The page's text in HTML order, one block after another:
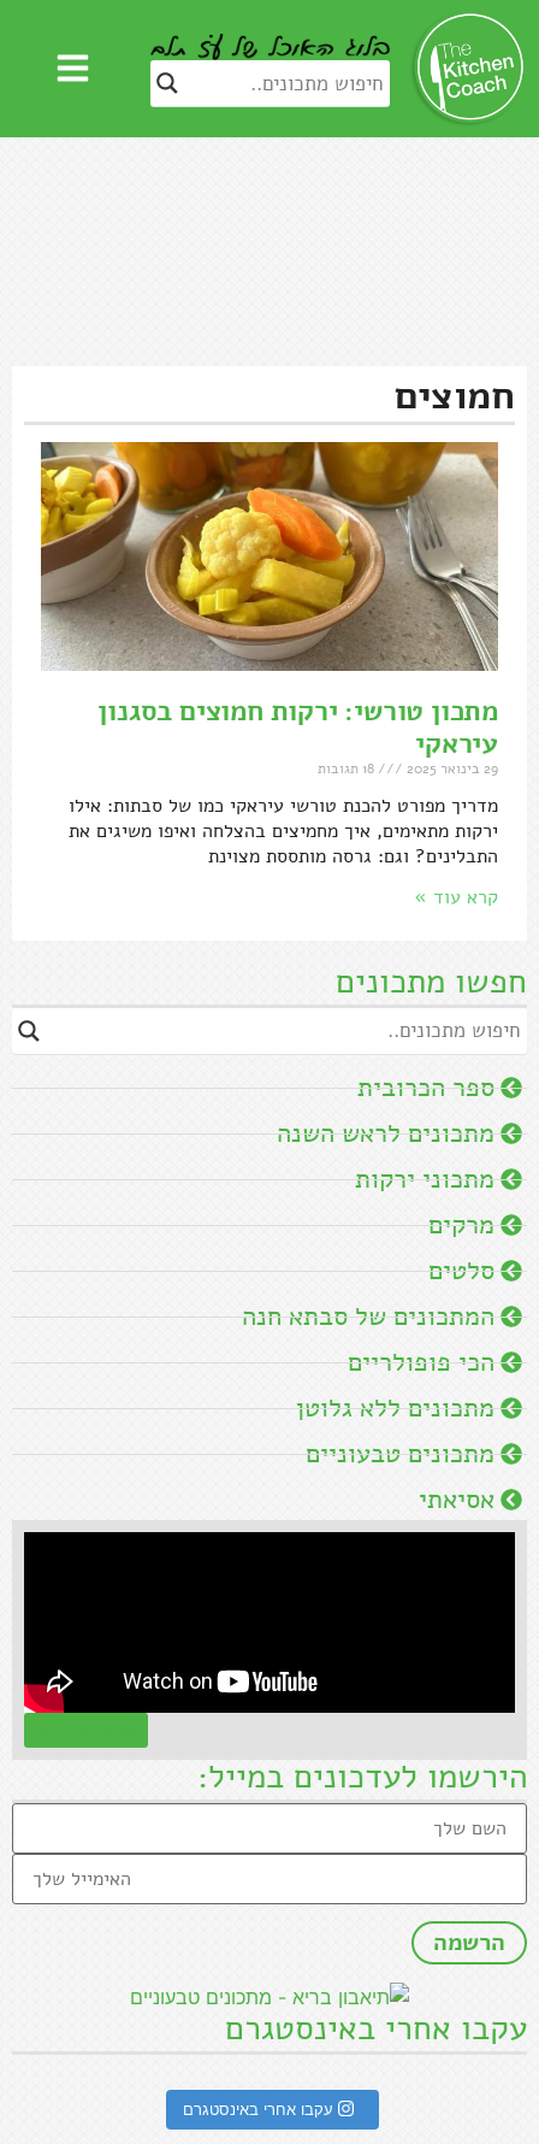
חפשו מתכונים
ספר הכרובית
מתכונים לראש השנה
מתכוני ירקות
מרקים
סלטים
המתכונים של סבתא חנה
הכי פופולריים
מתכונים ללא גלוטן
מתכונים טבעוניים
אסיאתי
הירשמו לעדכונים במייל:
עקבו אחרי באינסטגרם
עקבו אחרי באינסטגרם
חמוצים
מתכון טורשי: ירקות חמוצים בסגנון
עיראקי
29 בינואר 2025
מדריך מפורט להכנת טורשי עיראקי כמו של סבתות: אילו
ירקות מתאימים, איך מחמיצים בהצלחה ואיפו משיגים את
התבלינים? וגם: גרסה מותססת מצוינת
קרא עוד »